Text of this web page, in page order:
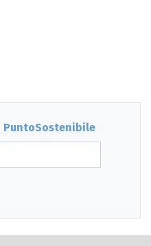
PuntoSostenibile